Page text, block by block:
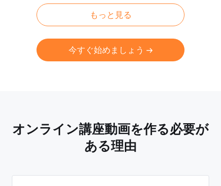
もっと見る
今すぐ始めましょう
オンライン講座動画を作る必要が
ある理由